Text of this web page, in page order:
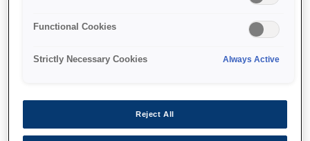
WorkForce Pro WF-
C869R Yellow XL Ink
Functional Cookies
Strictly Necessary Cookies Always Active
Reject All